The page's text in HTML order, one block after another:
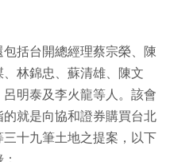
括台開總經理蔡宗榮、陳
林錦忠、蘇清雄、陳文
明泰及李火龍等人。該會
就是向協和證券購買台北
十九筆土地之提案，以下